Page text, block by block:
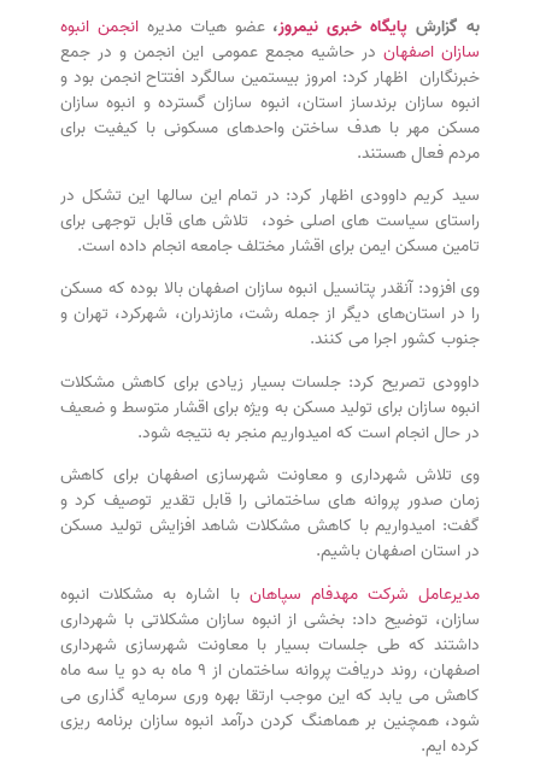
به گزارشپایگاه خبری نیمروز،عضو هیات مدیرهانجمن انبوه
سازان اصفهان در حاشیه مجمع عمومی این انجمن و در جمع
خبرنگاران اظهار کرد: امروز بیستمین سالگرد افتتاح انجمن بود و
انبوه سازان برندساز استان، انبوه سازان گسترده و انبوه سازان
مسکن مهر با هدف ساختن واحدهای مسکونی با کیفیت برای
مردم فعال هستند.
سید کریم داوودی اظهار کرد: در تمام این سالها این تشکل در
راستای سیاست های اصلی خود، تلاش های قابل توجهی برای
تامین مسکن ایمن برای اقشار مختلف جامعه انجام داده است.
وی افزود: آنقدر پتانسیل انبوه سازان اصفهان بالا بوده که مسکن
را در استان‌های دیگر از جمله رشت، مازندران، شهرکرد، تهران و
جنوب کشور اجرا می کنند.
داوودی تصریح کرد: جلسات بسیار زیادی برای کاهش مشکلات
انبوه سازان برای تولید مسکن به ویژه برای اقشار متوسط و ضعیف
در حال انجام است که امیدواریم منجر به نتیجه شود.
وی تلاش شهرداری و معاونت شهرسازی اصفهان برای کاهش
زمان صدور پروانه های ساختمانی را قابل تقدیر توصیف کرد و
گفت: امیدواریم با کاهش مشکلات شاهد افزایش تولید مسکن
در استان اصفهان باشیم.
مدیرعامل شرکت مهدفام سپاهان با اشاره به مشکلات انبوه
سازان، توضیح داد: بخشی از انبوه سازان مشکلاتی با شهرداری
داشتند که طی جلسات بسیار با معاونت شهرسازی شهرداری
اصفهان، روند دریافت پروانه ساختمان از ۹ ماه به دو یا سه ماه
کاهش می یابد که این موجب ارتقا بهره وری سرمایه گذاری می
شود، همچنین بر هماهنگ کردن درآمد انبوه سازان برنامه ریزی
کرده ایم.